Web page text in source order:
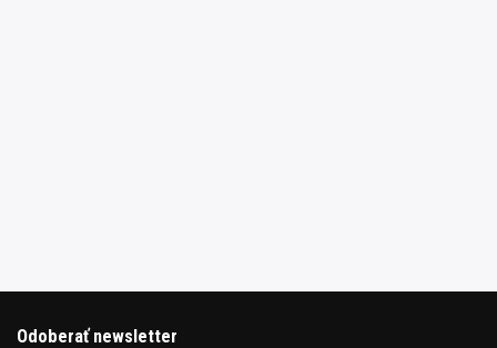
Odoberať newsletter